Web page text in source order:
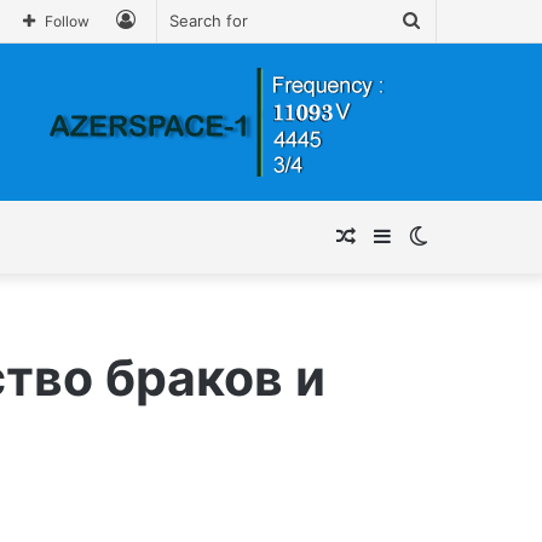
Follow
Sidebar
Random
браков и